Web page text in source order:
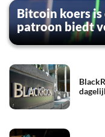
Bitcoin koers
patroon biedt